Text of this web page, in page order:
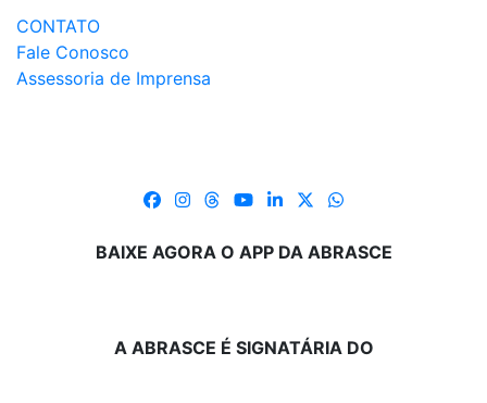
CONTATO
Fale Conosco
Assessoria de Imprensa
BAIXE AGORA O APP DA ABRASCE
A ABRASCE É SIGNATÁRIA DO